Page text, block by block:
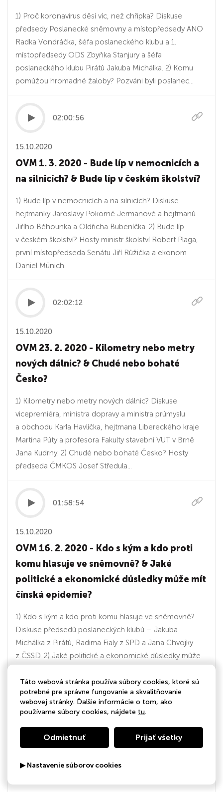
1) Proč koronavirus děsí víc, než chřipka? Diskuse
předsedy Poslanecké sněmovny a místopředsedy ANO
Radka Vondráčka, šéfa poslaneckého klubu a 1.
místopředsedy ODS Zbyňka Stanjury a šéfa
poslaneckého klubu Pirátů Jakuba Michálka. 2) Komu
pomůžou hromadné žaloby? Pozváni byli poslanec...
02:00:56
15.10.2020
OVM 1. 3. 2020 - Bude líp v nemocnicích a
na silnicích? & Bude líp v českém školství?
1) Bude líp v nemocnicích a na silnicích? Diskuse
hejtmanky Jaroslavy Pokorné Jermanové a hejtmanů
Jiřího Běhounka a Oldřicha Bubeníčka. 2) Bude líp
v českém školství? Hosty ministr školství Robert Plaga,
první místopředseda Senátu Jiří Růžička a ekonom
Daniel Münich.
02:02:12
15.10.2020
OVM 23. 2. 2020 - Kilometry nebo metry
nových dálnic? & Chudé nebo bohaté
Česko?
1) Kilometry nebo metry nových dálnic? Diskuse
vicepremiéra, ministra dopravy a ministra průmyslu
a obchodu Karla Havlíčka, hejtmana Libereckého kraje
Martina Půty a profesora Fakulty stavební VUT v Brně
Jana Kudrny. 2) Chudé nebo bohaté Česko? Hosty
předseda ČMKOS Josef Středula...
01:58:54
15.10.2020
OVM 16. 2. 2020 - Kdo s kým a kdo proti
komu hlasuje ve sněmovně? & Jaké
politické a ekonomické důsledky může mít
čínská epidemie?
1) Kdo s kým a kdo proti komu hlasuje ve sněmovně?
Diskuse předsedů poslaneckých klubů – Jakuba
Michálka z Pirátů, Radima Fialy z SPD a Jana Chvojky
z ČSSD. 2) Jaké politické a ekonomické důsledky může
a ekonom...
01:58:30
14.10.2020
OVM 9. 2. 2020 - Dávkování sociálních
Táto webová stránka používa súbory cookies, ktoré sú
potrebné pre správne fungovanie a skvalitňovanie
webovej stránky. Ďalšie informácie o tom, ako
používame súbory cookies, nájdete tu.
Odmietnuť Prijať všetky
▶ Nastavenie súborov cookies